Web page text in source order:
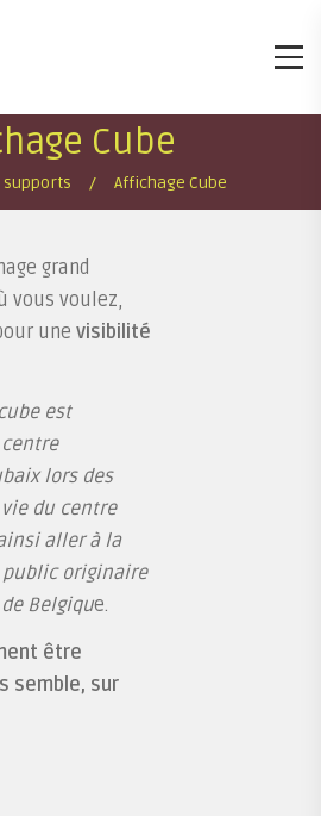
Cube
supports Affichage Cube
grand
vous voulez,
une visibilité
est
lors des
du centre
aller à la
public originaire
Belgique.
être
semble, sur